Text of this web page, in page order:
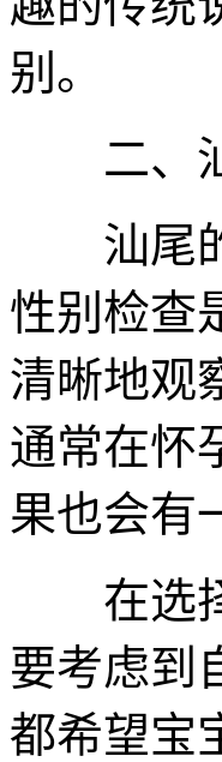
别。
二、汕
汕尾的
性别检查
清晰地观
通常在怀
果也会有
在选择
要考虑到
都希望宝